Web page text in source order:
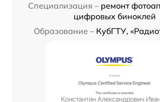
Специализация – ремонт
цифровых биноклей
Образование – КубГТУ,